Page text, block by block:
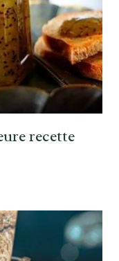
recette